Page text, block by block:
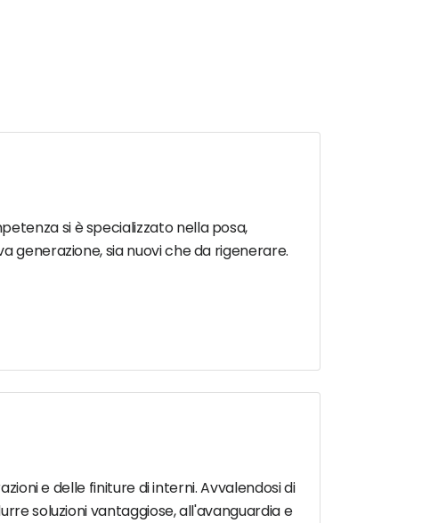
si è specializzato nella posa,
generazione, sia nuovi che da rigenerare.
e delle finiture di interni. Avvalendosi di
soluzioni vantaggiose, all'avanguardia e